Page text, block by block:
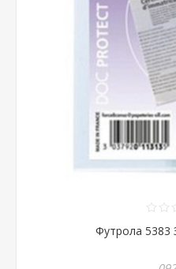
Футрола 5383